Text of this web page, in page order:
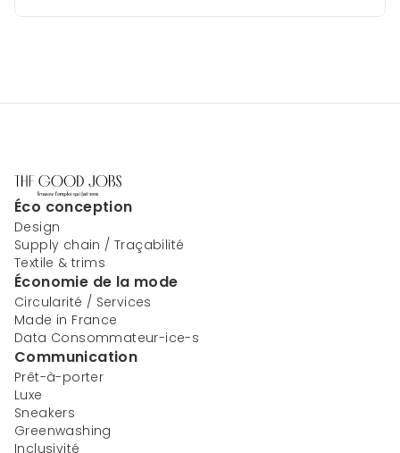
Éco conception
Design
Supply chain / Traçabilité
Textile & trims
Économie de la mode
Circularité / Services
Made in France
Data Consommateur-ice-s
Communication
Prêt-à-porter
Luxe
Sneakers
Greenwashing
Inclusivité